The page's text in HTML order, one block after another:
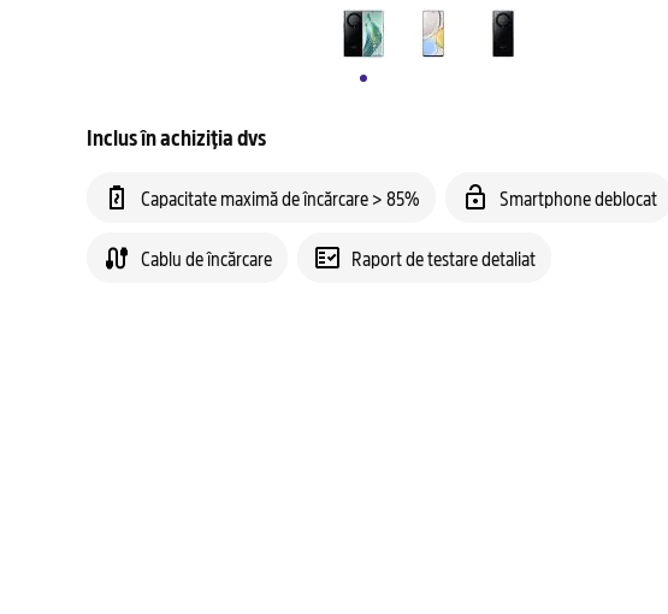
Inclus în achiziția dvs
Capacitate maximă de încărcare > 85% Smartphone deblocat
Cablu de încărcare Raport de testare detaliat